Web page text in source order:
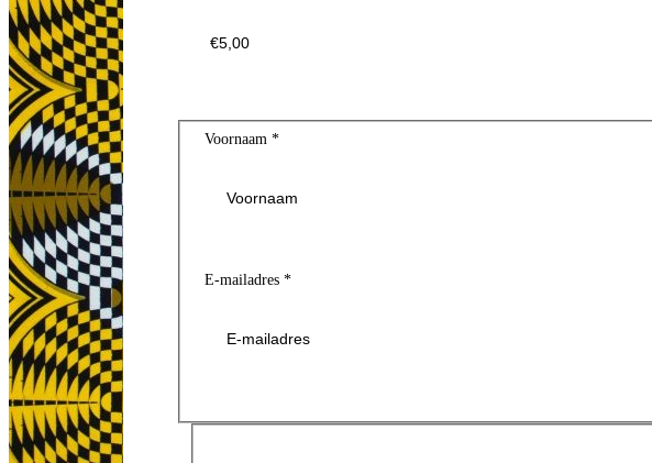
Voornaam *
E-mailadres *